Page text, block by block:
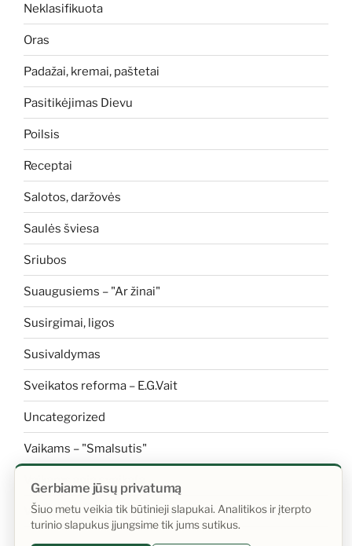
Neklasifikuota
Oras
Padažai, kremai, paštetai
Pasitikėjimas Dievu
Poilsis
Receptai
Salotos, daržovės
Saulės šviesa
Sriubos
Suaugusiems – "Ar žinai"
Susirgimai, ligos
Susivaldymas
Sveikatos reforma – E.G.Vait
Uncategorized
Vaikams – "Smalsutis"
Vaikams apie sveikatą
Vanduo
Gerbiame jūsų privatumą
Šiuo metu veikia tik būtinieji slapukai. Analitikos ir įterpto
turinio slapukus įjungsime tik jums sutikus.